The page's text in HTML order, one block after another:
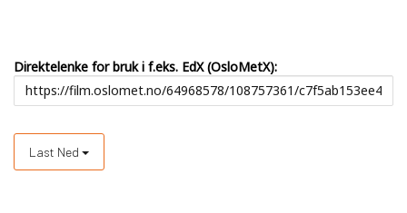
Direktelenke for bruk i f.eks. EdX (OsloMetX):
Last Ned